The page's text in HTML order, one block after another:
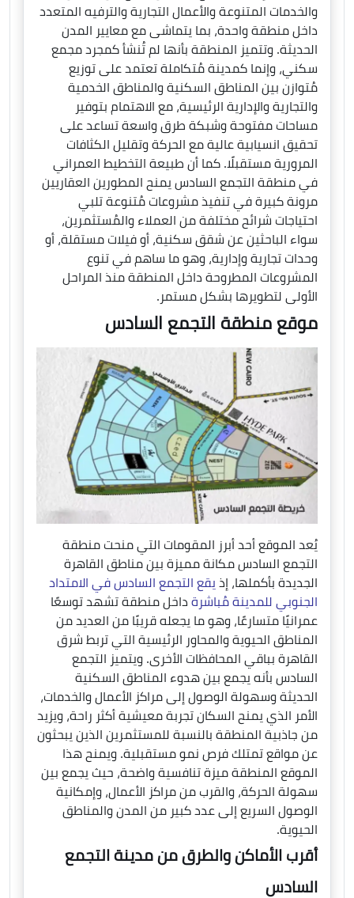
والخدمات المتنوعة والأعمال التجارية والترفيه المتعدد
داخل منطقة واحدة، بما يتماشى مع معايير المدن
الحديثة. وتتميز المنطقة بأنها لم تُنشأ كمجرد مجمع
سكني، وإنما كمدينة مُتكاملة تعتمد على توزيع
مُتوازن بين المناطق السكنية والمناطق الخدمية
والتجارية والإدارية الرئيسية، مع الاهتمام بتوفير
مساحات مفتوحة وشبكة طرق واسعة تساعد على
تحقيق انسيابية عالية مع الحركة وتقليل الكثافات
المرورية مستقبلًا. كما أن طبيعة التخطيط العمراني
في منطقة التجمع السادس يمنح المطورين العقاريين
مرونة كبيرة في تنفيذ مشروعات مُتنوعة تلبي
احتياجات شرائح مختلفة من العملاء والمُستثمرين،
سواء الباحثين عن شقق سكنية، أو فيلات مستقلة، أو
وحدات تجارية وإدارية، وهو ما ساهم في تنوع
المشروعات المطروحة داخل المنطقة منذ المراحل
الأولى لتطويرها بشكل مستمر.
موقع منطقة التجمع السادس
يُعد الموقع أحد أبرز المقومات التي منحت منطقة
التجمع السادس مكانة مميزة بين مناطق القاهرة
الجديدة بأكملها، إذ يقع التجمع السادس في الامتداد
الجنوبي للمدينة مُباشرة داخل منطقة تشهد توسعًا
عمرانيًا متسارعًا، وهو ما يجعله قريبًا من العديد من
المناطق الحيوية والمحاور الرئيسية التي تربط شرق
القاهرة بباقي المحافظات الأخرى. ويتميز التجمع
السادس بأنه يجمع بين هدوء المناطق السكنية
الحديثة وسهولة الوصول إلى مراكز الأعمال والخدمات،
الأمر الذي يمنح السكان تجربة معيشية أكثر راحة، ويزيد
من جاذبية المنطقة بالنسبة للمستثمرين الذين يبحثون
عن مواقع تمتلك فرص نمو مستقبلية. ويمنح هذا
الموقع المنطقة ميزة تنافسية واضحة، حيث يجمع بين
سهولة الحركة، والقرب من مراكز الأعمال، وإمكانية
الوصول السريع إلى عدد كبير من المدن والمناطق
الحيوية.
أقرب الأماكن والطرق من مدينة التجمع
السادس